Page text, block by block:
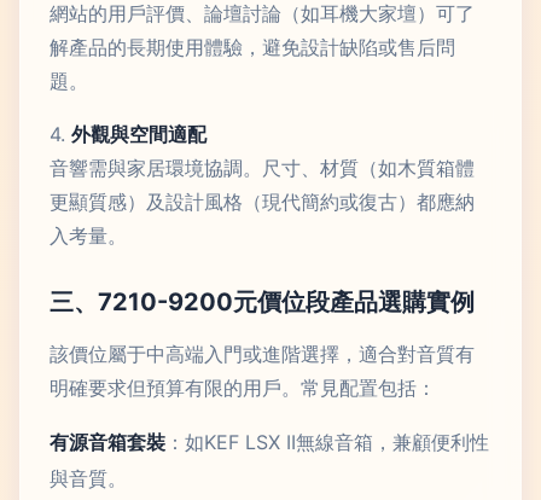
網站的用戶評價、論壇討論（如耳機大家壇）可了
解產品的長期使用體驗，避免設計缺陷或售后問
題。
4. 外觀與空間適配
音響需與家居環境協調。尺寸、材質（如木質箱體
更顯質感）及設計風格（現代簡約或復古）都應納
入考量。
三、7210-9200元價位段產品選購實例
該價位屬于中高端入門或進階選擇，適合對音質有
明確要求但預算有限的用戶。常見配置包括：
有源音箱套裝 ：如KEF LSX II無線音箱，兼顧便利性
與音質。